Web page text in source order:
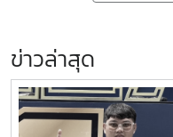
ข่าวล่าสุด